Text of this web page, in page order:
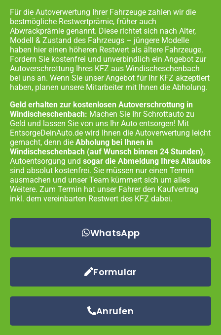
Für die Autoverwertung Ihrer Fahrzeuge zahlen wir die
bestmögliche Restwertprämie, früher auch
Abwrackprämie genannt. Diese richtet sich nach Alter,
Modell & Zustand des Fahrzeugs – jüngere Modelle
haben hier einen höheren Restwert als ältere Fahrzeuge.
Fordern Sie kostenfrei und unverbindlich ein Angebot zur
Autoverschrottung Ihres KFZ aus Windischeschenbach
bei uns an. Wenn Sie unser Angebot für Ihr KFZ akzeptiert
haben, planen unsere Mitarbeiter mit Ihnen die Abholung.
Geld erhalten zur kostenlosen Autoverschrottung in
Windischeschenbach: Machen Sie Ihr Schrottauto zu
Geld und lassen Sie von uns Ihr Auto entsorgen! Mit
EntsorgeDeinAuto.de wird Ihnen die Autoverwertung leicht
gemacht, denn die Abholung bei Ihnen in
Windischeschenbach (auf Wunsch binnen 24 Stunden),
Autoentsorgung und sogar die Abmeldung Ihres Altautos
sind absolut kostenfrei. Sie müssen nur einen Termin
ausmachen und unser Team kümmert sich um alles
Weitere. Zum Termin hat unser Fahrer den Kaufvertrag
inkl. dem vereinbarten Restwert des KFZ dabei.
WhatsApp
Formular
Anrufen